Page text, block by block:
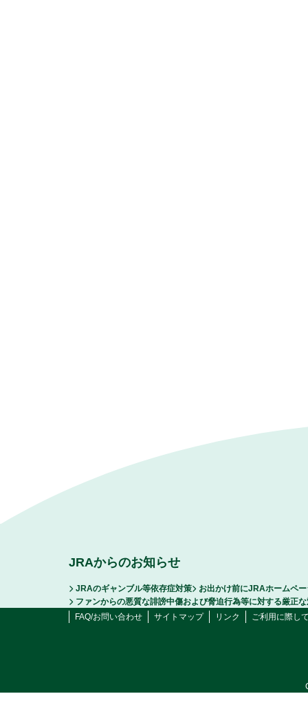
JRAからのお知らせ
JRAのギャンブル等依存症対策
お出かけ前にJRAホームペ
ファンからの悪質な誹謗中傷および脅迫行為等に対する厳正
FAQ/お問い合わせ
サイトマップ リンク ご利用に際し